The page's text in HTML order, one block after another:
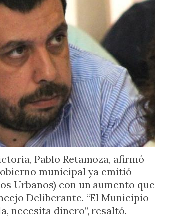
Pablo Retamoza, afirmó
municipal ya emitió
Urbanos) con un aumento que
Deliberante. “El Municipio
necesita dinero”, resaltó.